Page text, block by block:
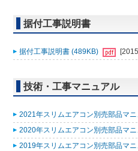
据付工事説明書
据付工事説明書 (489KB)
技術・工事マニュアル
2021年スリムエアコン別売部品マ
2020年スリムエアコン別売部品マ
2019年スリムエアコン別売部品マ